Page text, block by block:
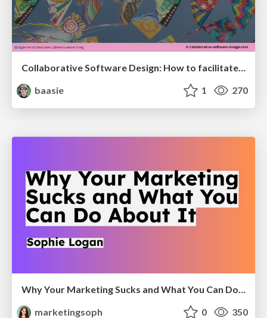
Collaborative Software Design: How to facilitate domain modelling decisions
baasie
1 270
marketingsoph
0 350